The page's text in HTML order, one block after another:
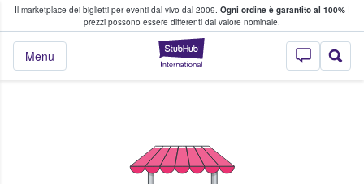
Il marketplace dei biglietti per eventi dal vivo dal 2009. Ogni ordine è garantito al 100%I
prezzi possono essere differenti dal valore nominale.
StubHub - Dove
Menu
fan comprano e vendono biglietti